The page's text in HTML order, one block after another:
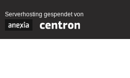
Serverhosting gespendet von